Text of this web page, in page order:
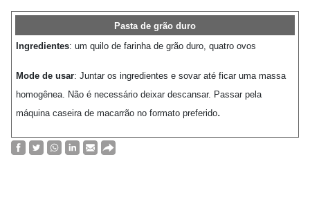
Pasta de grão duro
Ingredientes: um quilo de farinha de grão duro, quatro ovos
Mode de usar: Juntar os ingredientes e sovar até ficar uma massa
homogênea. Não é necessário deixar descansar. Passar pela
máquina caseira de macarrão no formato preferido.